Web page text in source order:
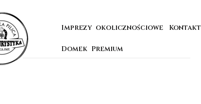
Imprezy okolicznościowe Kontakt
Domek Premium